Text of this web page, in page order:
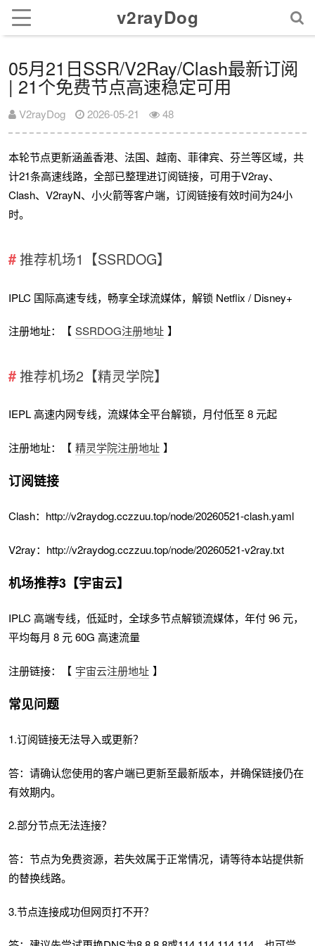
v2rayDog
05月21日SSR/V2Ray/Clash最新订阅
| 21个免费节点高速稳定可用
V2rayDog 2026-05-21 48
本轮节点更新涵盖香港、法国、越南、菲律宾、芬兰等区域，共
计21条高速线路，全部已整理进订阅链接，可用于V2ray、
Clash、V2rayN、小火箭等客户端，订阅链接有效时间为24小
时。
推荐机场1【SSRDOG】
IPLC 国际高速专线，畅享全球流媒体，解锁 Netflix / Disney+
注册地址：【 SSRDOG注册地址 】
推荐机场2【精灵学院】
IEPL 高速内网专线，流媒体全平台解锁，月付低至 8 元起
注册地址：【 精灵学院注册地址 】
订阅链接
Clash：http://v2raydog.cczzuu.top/node/20260521-clash.yaml
V2ray：http://v2raydog.cczzuu.top/node/20260521-v2ray.txt
机场推荐3【宇宙云】
IPLC 高端专线，低延时，全球多节点解锁流媒体，年付 96 元，
平均每月 8 元 60G 高速流量
注册链接：【 宇宙云注册地址 】
常见问题
1.订阅链接无法导入或更新？
答：请确认您使用的客户端已更新至最新版本，并确保链接仍在
有效期内。
2.部分节点无法连接？
答：节点为免费资源，若失效属于正常情况，请等待本站提供新
的替换线路。
3.节点连接成功但网页打不开？